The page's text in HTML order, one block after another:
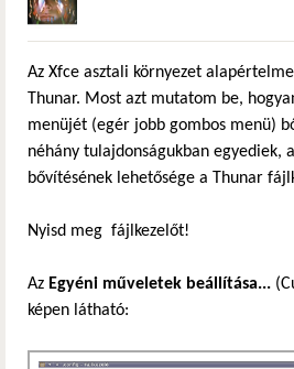
Az Xfce asztali környezet
Thunar. Most azt mutatom be,
menüjét (egér jobb gombos menü)
néhány tulajdonságukban egyediek,
bővítésének lehetősége a Thunar
Nyisd meg fájlkezelőt!
Az Egyéni műveletek beállítása...
képen látható: